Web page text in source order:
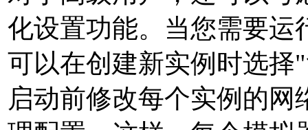
化设置功能。当您需要运
可以在创建新实例时选
启动前修改每个实例的